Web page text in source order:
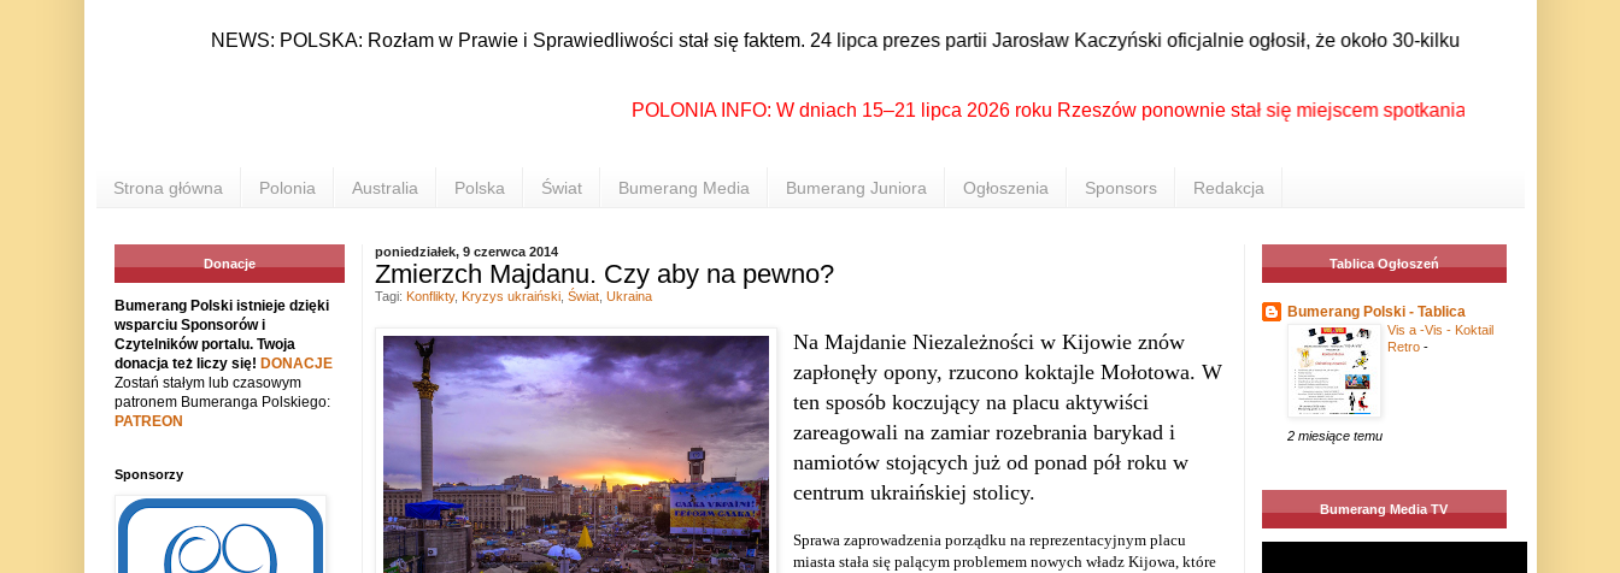
NEWS: POLSKA: Rozłam w Prawie i Sprawiedliwości stał się faktem. 24 lipca prezes partii Jarosław Kaczyński oficjalnie ogłosił, że około 30-kilku posłów
POLONIA INFO: W dniach 15–21 lipca 2026 roku Rzeszów ponownie stał się miejscem spotkania Polonii z
Strona główna Polonia Australia Polska Świat Bumerang Media Bumerang Juniora Ogłoszenia Sponsors Redakcja
poniedziałek, 9 czerwca 2014
Zmierzch Majdanu. Czy aby na pewno?
Na Majdanie Niezależności w Kijowie znów
zapłonęły opony, rzucono koktajle Mołotowa. W
ten sposób koczujący na placu aktywiści
zareagowali na zamiar rozebrania barykad i
namiotów stojących już od ponad pół roku w
centrum ukraińskiej stolicy.
Sprawa zaprowadzenia porządku na reprezentacyjnym placu
miasta stała się palącym problemem nowych władz Kijowa, które
Tagi: Konflikty, Kryzys ukraiński, Świat, Ukraina
Donacje
Bumerang Polski istnieje dzięki
wsparciu Sponsorów i
Czytelników portalu. Twoja
donacja też liczy się! DONACJE
Zostań stałym lub czasowym
patronem Bumeranga Polskiego:
PATREON
Sponsorzy
Tablica Ogłoszeń
Bumerang Polski - Tablica
Vis a -Vis - Koktail
Retro -
2 miesiące temu
Bumerang Media TV